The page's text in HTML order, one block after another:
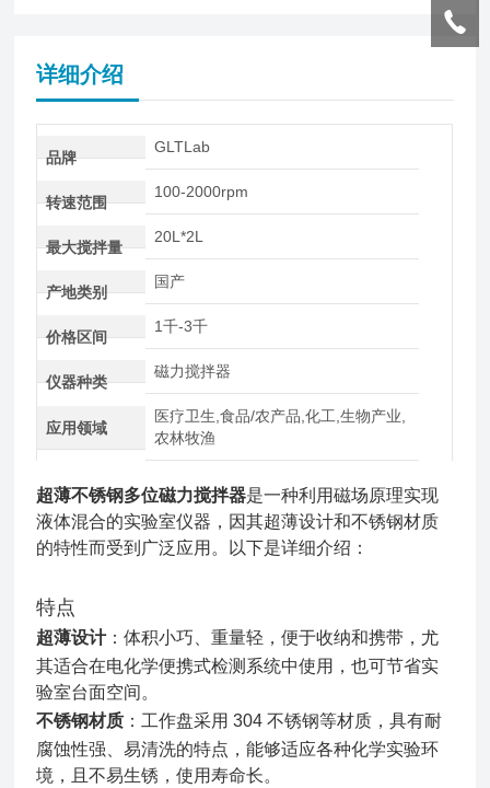
详细介绍
品牌
GLTLab
转速范围
100-2000rpm
最大搅拌量
20L*2L
产地类别
国产
价格区间
1千-3千
仪器种类
磁力搅拌器
应用领域
医疗卫生,食品/农产品,化工,生物产业,
农林牧渔
超薄不锈钢多位磁力搅拌器是一种利用磁场原理实现
液体混合的实验室仪器，因其超薄设计和不锈钢材质
的特性而受到广泛应用。以下是详细介绍：
特点
超薄设计：体积小巧、重量轻，便于收纳和携带，尤
其适合在电化学便携式检测系统中使用，也可节省实
验室台面空间。
不锈钢材质 ：工作盘采用 304 不锈钢等材质，具有耐
腐蚀性强、易清洗的特点，能够适应各种化学实验环
境，且不易生锈，使用寿命长。